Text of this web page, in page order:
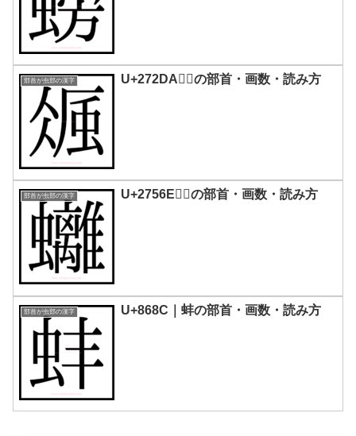
部首が虫部の漢字 U+272DA｜𧋚の部首・画数・読み方
部首が虫部の漢字 U+2756E｜𧕮の部首・画数・読み方
部首が虫部の漢字 U+868C｜蚌の部首・画数・読み方